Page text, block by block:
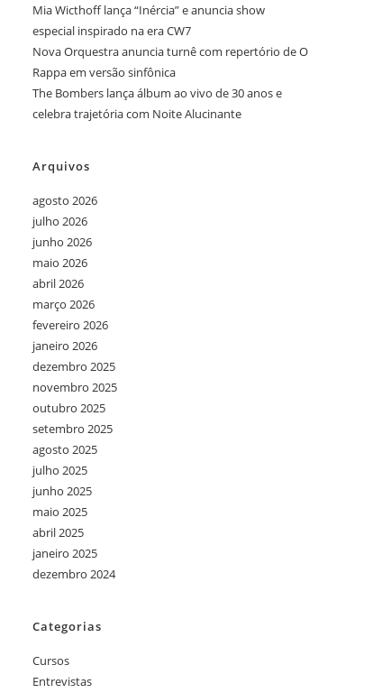
Mia Wicthoff lança “Inércia” e anuncia show
especial inspirado na era CW7
Nova Orquestra anuncia turnê com repertório de O
Rappa em versão sinfônica
The Bombers lança álbum ao vivo de 30 anos e
celebra trajetória com Noite Alucinante
Arquivos
agosto 2026
julho 2026
junho 2026
maio 2026
abril 2026
março 2026
fevereiro 2026
janeiro 2026
dezembro 2025
novembro 2025
outubro 2025
setembro 2025
agosto 2025
julho 2025
junho 2025
maio 2025
abril 2025
janeiro 2025
dezembro 2024
Categorias
Cursos
Entrevistas